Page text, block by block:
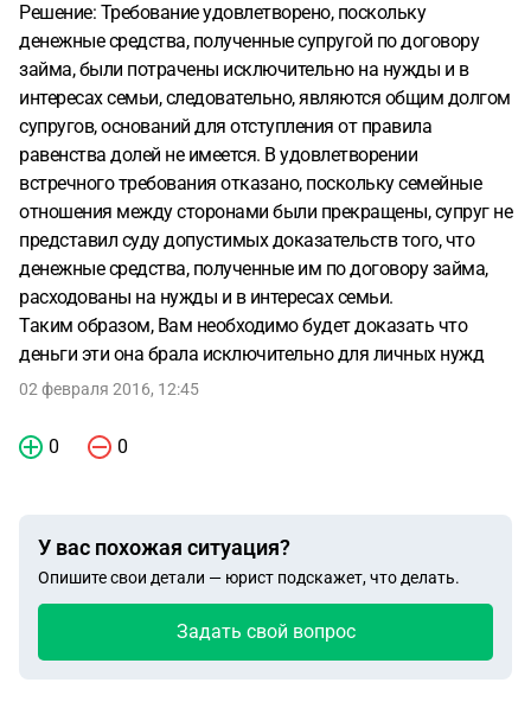
Решение: Требование удовлетворено, поскольку
денежные средства, полученные супругой по договору
займа, были потрачены исключительно на нужды и в
интересах семьи, следовательно, являются общим долгом
супругов, оснований для отступления от правила
равенства долей не имеется. В удовлетворении
встречного требования отказано, поскольку семейные
отношения между сторонами были прекращены, супруг не
представил суду допустимых доказательств того, что
денежные средства, полученные им по договору займа,
расходованы на нужды и в интересах семьи.
Таким образом, Вам необходимо будет доказать что
деньги эти она брала исключительно для личных нужд
02 февраля 2016, 12:45
0 0
У вас похожая ситуация?
Опишите свои детали — юрист подскажет, что делать.
Задать свой вопрос